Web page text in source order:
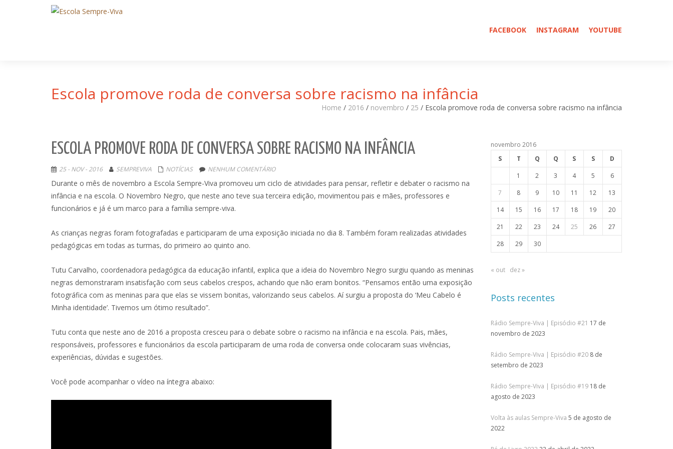
FACEBOOK INSTAGRAM YOUTUBE
Escola promove roda de conversa sobre racismo na infância
Home / 2016 / novembro / 25 / Escola promove roda de conversa sobre racismo na infância
ESCOLA PROMOVE RODA DE CONVERSA SOBRE RACISMO NA INFÂNCIA
25 - NOV - 2016 SEMPREVIVA NOTÍCIAS NENHUM COMENTÁRIO
Durante o mês de novembro a Escola Sempre-Viva promoveu um ciclo de atividades para pensar, refletir e debater o racismo na
infância e na escola. O Novembro Negro, que neste ano teve sua terceira edição, movimentou pais e mães, professores e
funcionários e já é um marco para a família sempre-viva.
As crianças negras foram fotografadas e participaram de uma exposição iniciada no dia 8. Também foram realizadas atividades
pedagógicas em todas as turmas, do primeiro ao quinto ano.
Tutu Carvalho, coordenadora pedagógica da educação infantil, explica que a ideia do Novembro Negro surgiu quando as meninas
negras demonstraram insatisfação com seus cabelos crespos, achando que não eram bonitos. “Pensamos então uma exposição
fotográfica com as meninas para que elas se vissem bonitas, valorizando seus cabelos. Aí surgiu a proposta do ‘Meu Cabelo é
Minha identidade’. Tivemos um ótimo resultado”.
Tutu conta que neste ano de 2016 a proposta cresceu para o debate sobre o racismo na infância e na escola. Pais, mães,
responsáveis, professores e funcionários da escola participaram de uma roda de conversa onde colocaram suas vivências,
experiências, dúvidas e sugestões.
Você pode acompanhar o vídeo na íntegra abaixo:
novembro 2016
S
T Q Q S S
D
1
2 3 4 5
6
7
8 9 10 11 12
13
14
15 16 17 18 19
20
21
22 23 24 25 26
27
28
29 30
« out dez »
Posts recentes
Rádio Sempre-Viva | Episódio #21 17 de
novembro de 2023
Rádio Sempre-Viva | Episódio #20 8 de
setembro de 2023
Rádio Sempre-Viva | Episódio #19 18 de
agosto de 2023
Volta às aulas Sempre-Viva 5 de agosto de
2022